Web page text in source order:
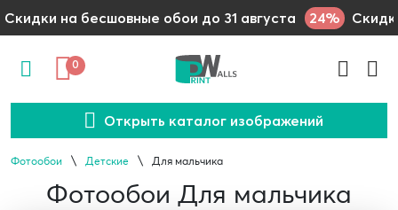
Скидки на бесшовные обои до 31 августа 24%
0
Открыть каталог изображений
Фотообои Детские Для мальчика
Фотообои Для мальчика